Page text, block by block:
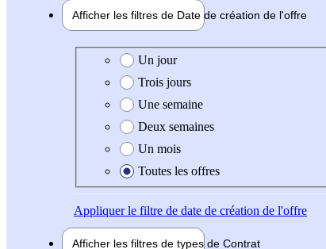
Afficher les filtres de Date de création de l'offre
Date de création de l'offre
Un jour
Trois jours
Une semaine
Deux semaines
Un mois
Toutes les offres
Appliquerle filtre de date de création de l'offre
Afficher les filtres de types de Contrat